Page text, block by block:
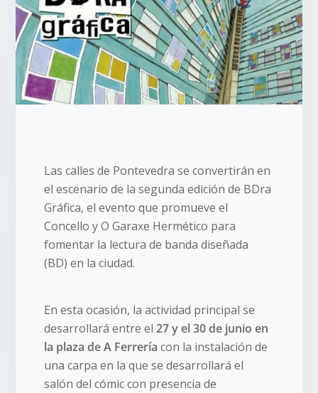
Las calles de Pontevedra se convertirán en
el escenario de la segunda edición de BDra
Gráfica, el evento que promueve el
Concello y O Garaxe Hermético para
fomentar la lectura de banda diseñada
(BD) en la ciudad.
En esta ocasión, la actividad principal se
desarrollará entre el27 y el 30 de junio en
la plaza de A Ferrería con la instalación de
una carpa en la que se desarrollará el
salón del cómic con presencia de